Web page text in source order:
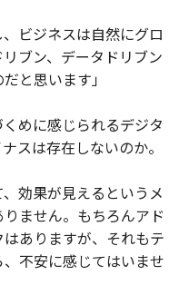
ビジネスは自然にグロ
ブン、データドリブン
と思います」
めに感じられるデジタ
スは存在しないのか。
効果が見えるというメ
ません。もちろんアド
ありますが、それもテ
不安に感じてはいませ